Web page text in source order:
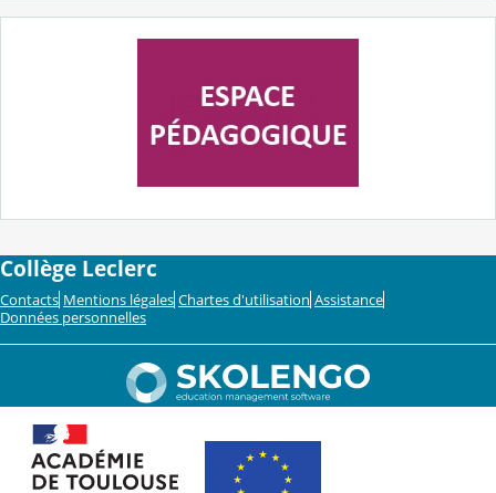
Collège Leclerc
Contacts Mentions légales Chartes d'utilisation Assistance
Données personnelles